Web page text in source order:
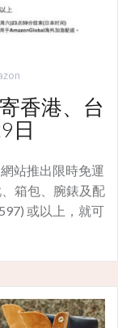
香港、台
日
站推出限時免運
箱包、腕錶及配
或以上，就可